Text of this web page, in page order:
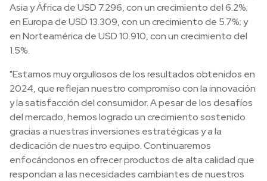
Asia y África de USD 7.296, con un crecimiento del 6.2%;
en Europa de USD 13.309, con un crecimiento de 5.7%; y
en Norteamérica de USD 10.910, con un crecimiento del
1.5%.
"Estamos muy orgullosos de los resultados obtenidos en
2024, que reflejan nuestro compromiso con la innovación
y la satisfacción del consumidor. A pesar de los desafíos
del mercado, hemos logrado un crecimiento sostenido
gracias a nuestras inversiones estratégicas y a la
dedicación de nuestro equipo. Continuaremos
enfocándonos en ofrecer productos de alta calidad que
respondan a las necesidades cambiantes de nuestros